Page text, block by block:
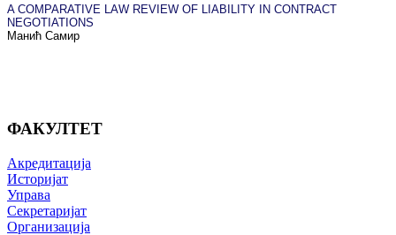
A COMPARATIVE LAW REVIEW OF LIABILITY IN CONTRACT
NEGOTIATIONS
Манић Самир
ФАКУЛТЕТ
Акредитација
Историјат
Управа
Секретаријат
Организација